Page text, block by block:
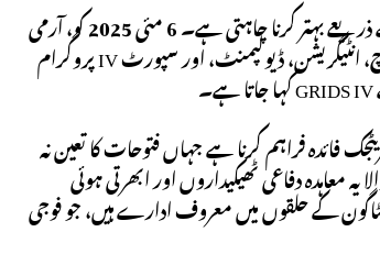
یہ منظر نامہ تخیلاتی نہیں ۔ یہ ان صلاحیتوں کی نمائندگی کرتا ہے جو امریکی فوج ایک اہم نئے منصوبے کے ذریعے بہتر کرنا چاہتی ہے۔ 6 مئی 2025 کو، آرمی
جیو اسپیشل سینٹر، جو کہ یو ایس آرمی کور آف انجینئرز کا حصہ ہے، نے آٹھ کمپنیوں کو جیو اسپیشل ریسرچ، انٹیگریشن، ڈیولپمنٹ، اور سپورٹ IV پروگرام
اسٹریٹجک فائدہ فراہم کرنا ہے جہاں فتوحات کا تعین نہ
معاہدہ دفاعی ٹھیکیداروں اور ابھرتی ہوئی
پینٹاگون کے حلقوں میں معروف ادارے ہیں، جو فوجی